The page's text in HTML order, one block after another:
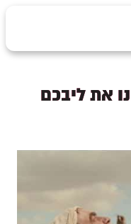
את ליבכם